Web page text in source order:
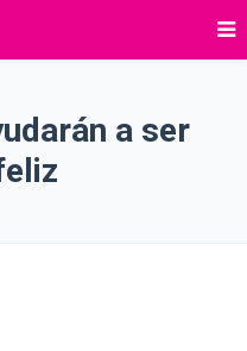
a ser